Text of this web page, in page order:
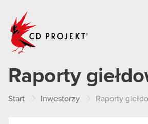
Raporty
Start Inwestorzy Raporty